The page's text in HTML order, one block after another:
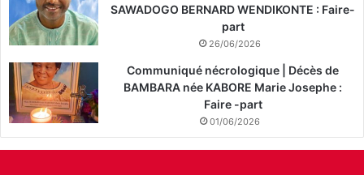
SAWADOGO BERNARD WENDIKONTE : Faire-
part
26/06/2026
Communiqué nécrologique | Décès de
BAMBARA née KABORE Marie Josephe :
Faire -part
01/06/2026